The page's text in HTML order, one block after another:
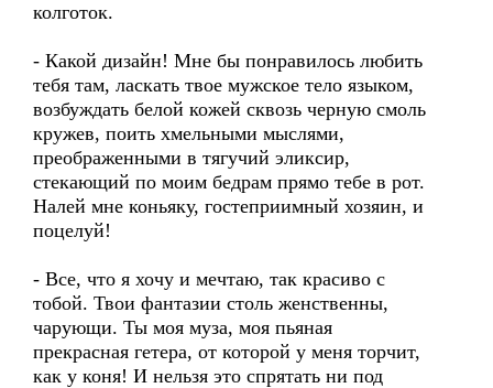
колготок.
- Какой дизайн! Мне бы понравилось любить
тебя там, ласкать твое мужское тело языком,
возбуждать белой кожей сквозь черную смоль
кружев, поить хмельными мыслями,
преображенными в тягучий эликсир,
стекающий по моим бедрам прямо тебе в рот.
Налей мне коньяку, гостеприимный хозяин, и
поцелуй!
- Все, что я хочу и мечтаю, так красиво с
тобой. Твои фантазии столь женственны,
чарующи. Ты моя муза, моя пьяная
прекрасная гетера, от которой у меня торчит,
как у коня! И нельзя это спрятать ни под